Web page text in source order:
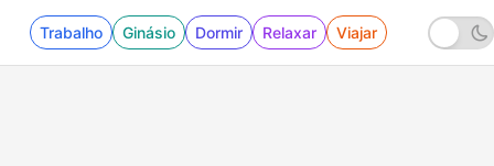
Trabalho Ginásio Dormir Relaxar Viajar